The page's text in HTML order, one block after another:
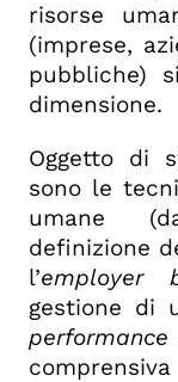
risorse
(imprese,
pubbliche)
dimensione.
Oggetto di
sono le
umane
definizione
l’employer
gestione di